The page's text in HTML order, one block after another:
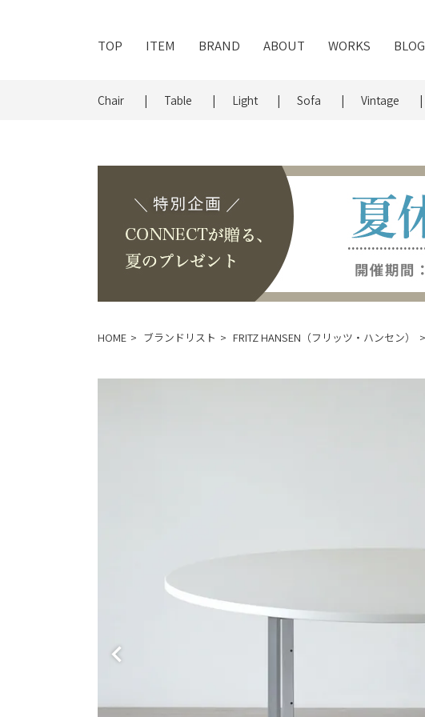
TOP ITEM BRAND ABOUT WORKS BLOG
Chair Table Light Sofa Vintage
HOME ブランドリスト FRITZ HANSEN（フリッツ・ハンセン）